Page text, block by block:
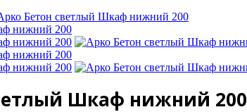
Бетон светлый Шкаф нижний 200
Шкаф нижний 200